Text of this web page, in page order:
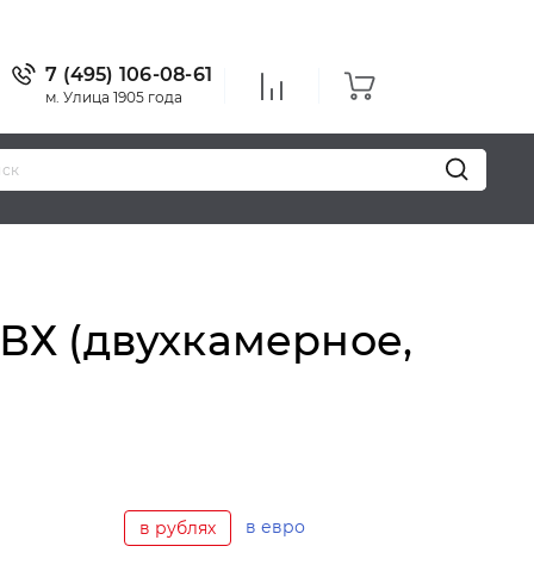
7 (495) 106-08-61
м. Улица 1905 года
(двухкамерное,
в рублях в евро